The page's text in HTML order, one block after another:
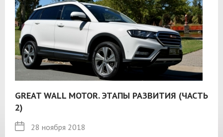
GREAT WALL MOTOR. ЭТАПЫ РАЗВИТИЯ (ЧАСТЬ
2)
28 ноября 2018